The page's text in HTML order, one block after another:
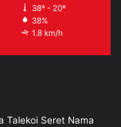
38º - 20º
38%
1.8 km/h
Talekoi Seret Nama